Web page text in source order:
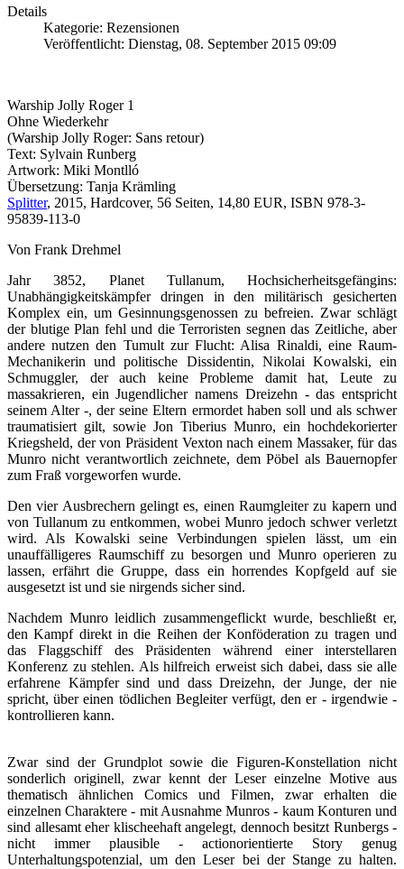
Details
Kategorie: Rezensionen
Veröffentlicht: Dienstag, 08. September 2015 09:09
Warship Jolly Roger 1
Ohne Wiederkehr
(Warship Jolly Roger: Sans retour)
Text: Sylvain Runberg
Artwork: Miki Montlló
Übersetzung: Tanja Krämling
Splitter, 2015, Hardcover, 56 Seiten, 14,80 EUR, ISBN 978-3-
95839-113-0
Von Frank Drehmel
Jahr 3852, Planet Tullanum, Hochsicherheitsgefängins:
Unabhängigkeitskämpfer dringen in den militärisch gesicherten
Komplex ein, um Gesinnungsgenossen zu befreien. Zwar schlägt
der blutige Plan fehl und die Terroristen segnen das Zeitliche, aber
andere nutzen den Tumult zur Flucht: Alisa Rinaldi, eine Raum-
Mechanikerin und politische Dissidentin, Nikolai Kowalski, ein
Schmuggler, der auch keine Probleme damit hat, Leute zu
massakrieren, ein Jugendlicher namens Dreizehn - das entspricht
seinem Alter -, der seine Eltern ermordet haben soll und als schwer
traumatisiert gilt, sowie Jon Tiberius Munro, ein hochdekorierter
Kriegsheld, der von Präsident Vexton nach einem Massaker, für das
Munro nicht verantwortlich zeichnete, dem Pöbel als Bauernopfer
zum Fraß vorgeworfen wurde.
Den vier Ausbrechern gelingt es, einen Raumgleiter zu kapern und
von Tullanum zu entkommen, wobei Munro jedoch schwer verletzt
wird. Als Kowalski seine Verbindungen spielen lässt, um ein
unauffälligeres Raumschiff zu besorgen und Munro operieren zu
lassen, erfährt die Gruppe, dass ein horrendes Kopfgeld auf sie
ausgesetzt ist und sie nirgends sicher sind.
Nachdem Munro leidlich zusammengeflickt wurde, beschließt er,
den Kampf direkt in die Reihen der Konföderation zu tragen und
das Flaggschiff des Präsidenten während einer interstellaren
Konferenz zu stehlen. Als hilfreich erweist sich dabei, dass sie alle
erfahrene Kämpfer sind und dass Dreizehn, der Junge, der nie
spricht, über einen tödlichen Begleiter verfügt, den er - irgendwie -
kontrollieren kann.
Zwar sind der Grundplot sowie die Figuren-Konstellation nicht
sonderlich originell, zwar kennt der Leser einzelne Motive aus
thematisch ähnlichen Comics und Filmen, zwar erhalten die
einzelnen Charaktere - mit Ausnahme Munros - kaum Konturen und
sind allesamt eher klischeehaft angelegt, dennoch besitzt Runbergs -
nicht immer plausible - actionorientierte Story genug
Unterhaltungspotenzial, um den Leser bei der Stange zu halten.